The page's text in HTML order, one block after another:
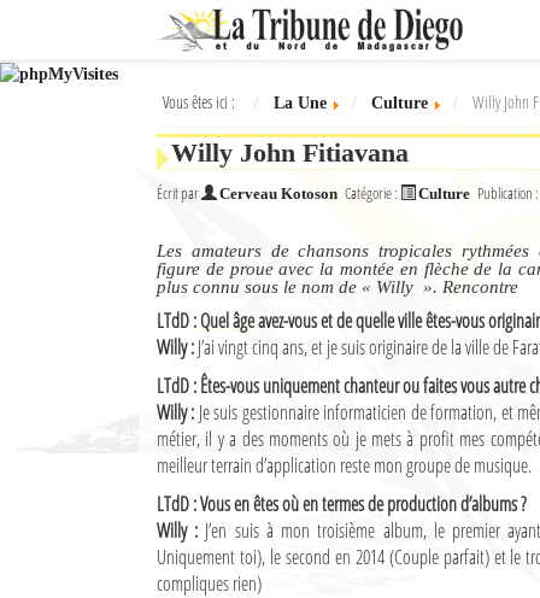
Ok
L'actualité à Diego Suarez
Vous êtes ici : La Une Culture Willy John
Willy John Fitiavana
Écrit par Cerveau Kotoson Catégorie : Culture Publication :
Les amateurs de chansons tropicales
figure de proue avec la montée en flèche de la
plus connu sous le nom de « Willy ». Rencontre
LTdD : Quel âge avez-vous et de quelle ville êtes-vous
Willy :J’ai vingt cinq ans, et je suis originaire de la ville de
LTdD : Êtes-vous uniquement chanteur ou faites vous autre
Willy : Je suis gestionnaire informaticien de formation, et
métier, il y a des moments où je mets à profit mes
meilleur terrain d’application reste mon groupe de musique.
LTdD : Vous en êtes où en termes de production d’albums ?
Willy : J’en suis à mon troisième album, le premier
Uniquement toi), le second en 2014 (Couple parfait) et le
compliques rien)